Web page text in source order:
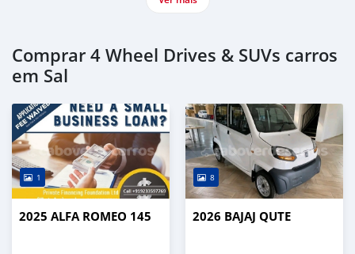
Comprar 4 Wheel Drives & SUVs carros
em Sal
1
2025 ALFA ROMEO 145
8
2026 BAJAJ QUTE